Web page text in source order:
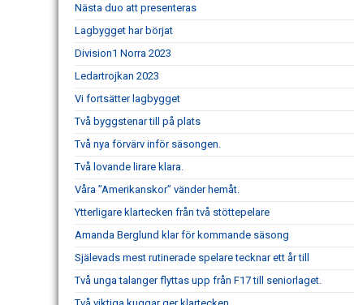
Nästa duo att presenteras
Lagbygget har börjat
Division1 Norra 2023
Ledartrojkan 2023
Vi fortsätter lagbygget
Två byggstenar till på plats
Två nya förvärv inför säsongen.
Två lovande lirare klara.
Våra ”Amerikanskor” vänder hemåt.
Ytterligare klartecken från två stöttepelare
Amanda Berglund klar för kommande säsong
Själevads mest rutinerade spelare tecknar ett år till
Två unga talanger flyttas upp från F17 till seniorlaget.